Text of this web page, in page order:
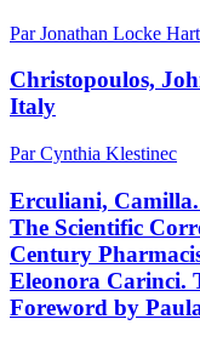
Par Jonathan Locke Hart
Christopoulos,
Italy
Par Cynthia Klestinec
Erculiani,
The Scientific
Century
Eleonora Carinci.
Foreword by